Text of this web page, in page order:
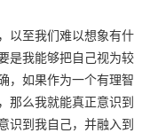
以至我们难以想象有什
是我能够把自己视为较
，如果作为一个有理智
那么我就能真正意识到
识到我自己，并融入到